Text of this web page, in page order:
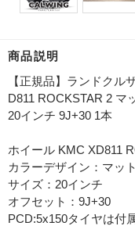
商品説明
【正規品】ランドクル
D811 ROCKSTAR 2 マ
20インチ 9J+30 1本
ホイール KMC XD811
カラーデザイン：マッ
サイズ：20インチ
オフセット：9J+30
PCD:5x150タイヤは付